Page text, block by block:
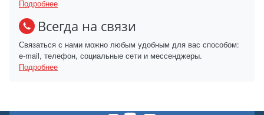
Подробнее
Всегда на связи
Связаться с нами можно любым удобным для вас способом:
e-mail, телефон, социальные сети и мессенджеры.
Подробнее